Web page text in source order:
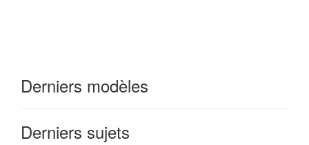
Derniers modèles
Derniers sujets